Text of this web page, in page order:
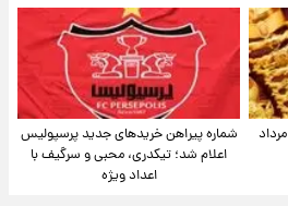
قیمت طلا و سکه امروز جمعه ۱۶ مرداد
شماره پیراهن خریدهای جدید پرسپولیس
اعلام شد؛ تیکدری، محبی و سرگیف با
اعداد ویژه